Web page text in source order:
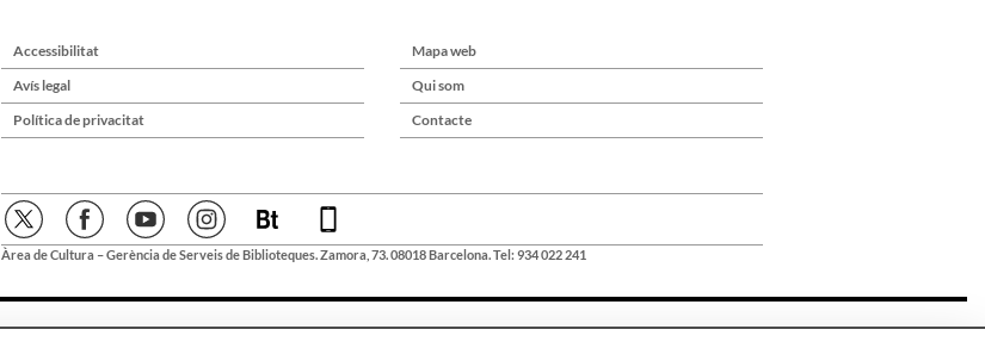
Accessibilitat
Avís legal
Política de privacitat
Mapa web
Qui som
Contacte
Àrea de Cultura – Gerència de Serveis de Biblioteques. Zamora, 73. 08018 Barcelona. Tel: 934 022 241